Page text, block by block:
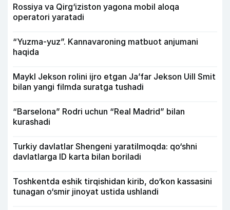
Rossiya va Qirg‘iziston yagona mobil aloqa
operatori yaratadi
“Yuzma-yuz”. Kannavaroning matbuot anjumani
haqida
Maykl Jekson rolini ijro etgan Ja’far Jekson Uill Smit
bilan yangi filmda suratga tushadi
“Barselona” Rodri uchun “Real Madrid” bilan
kurashadi
Turkiy davlatlar Shengeni yaratilmoqda: qo‘shni
davlatlarga ID karta bilan boriladi
Toshkentda eshik tirqishidan kirib, do‘kon kassasini
tunagan o‘smir jinoyat ustida ushlandi